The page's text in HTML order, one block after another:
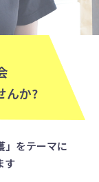
んか?
」をテーマに
す